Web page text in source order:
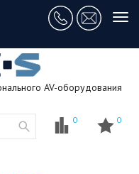
AV-оборудования
0 0